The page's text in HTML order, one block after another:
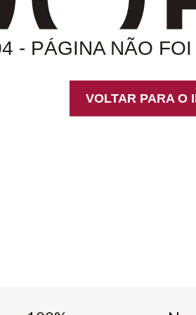
- PÁGINA NÃO
VOLTAR PARA O